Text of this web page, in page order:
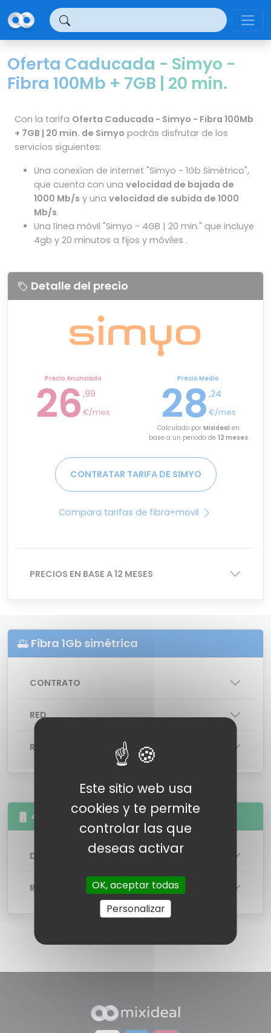
Oferta Caducada - Simyo -
Fibra 100Mb + 7GB | 20 min.
Con la tarifa Oferta Caducada - Simyo - Fibra 100Mb
+ 7GB | 20 min. de Simyo podrás disfrutar de los
servicios siguientes:
Una conexíon de internet "Simyo - 1Gb Simétrico",
que cuenta con una velocidad de bajada de
1000 Mb/s y una velocidad de subida de 1000
Mb/s.
Una línea móvil "Simyo - 4GB | 20 min." que incluye
4gb y 20 minutos a fijos y móviles .
Detalle del precio
Precio Anunciado
26 ,99
€/mes
Precio Medio
28 ,24
€/mes
Calculado por Mixideal en
base a un periodo de 12 meses
CONTRATAR TARIFA DE SIMYO
Compara tarifas de fibra+movil
PRECIOS EN BASE A 12 MESES
Fibra 1Gb simétrica
CONTRATO
RED
ROUTER : Router Livebox
4GB 20 minutos a fijos y móviles
DETALLES DE LA TARIFA
RED
Panel de gestión de cookies
Este sitio web usa
cookies y te permite
controlar las que
deseas activar
OK, aceptar todas
Personalizar